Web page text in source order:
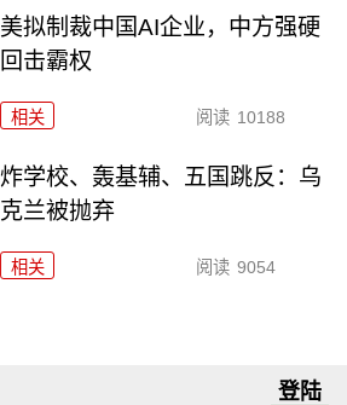
美拟制裁中国AI企业，中方强硬
回击霸权
相关 阅读 10188
炸学校、轰基辅、五国跳反：乌
克兰被抛弃
相关 阅读 9054
登陆